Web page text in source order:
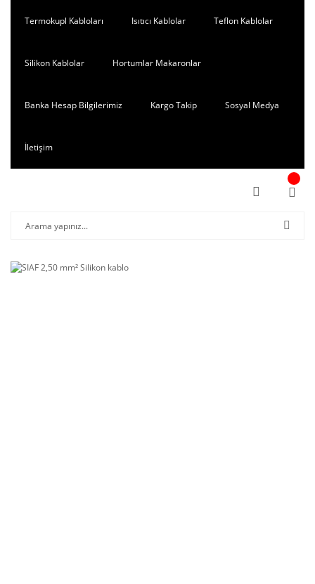
Termokupl Kabloları Isıtıcı Kablolar Teflon Kablolar
Silikon Kablolar Hortumlar Makaronlar
Banka Hesap Bilgilerimiz Kargo Takip Sosyal Medya
İletişim